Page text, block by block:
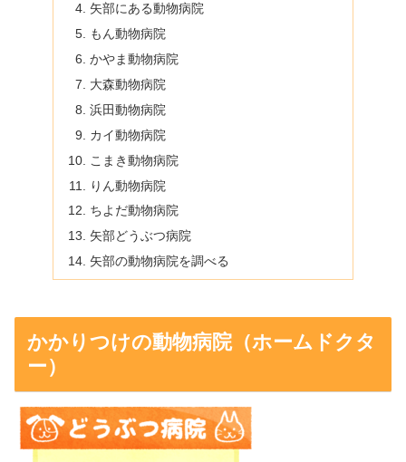
矢部にある動物病院
もん動物病院
かやま動物病院
大森動物病院
浜田動物病院
カイ動物病院
こまき動物病院
りん動物病院
ちよだ動物病院
矢部どうぶつ病院
矢部の動物病院を調べる
かかりつけの動物病院（ホームドクタ
ー）